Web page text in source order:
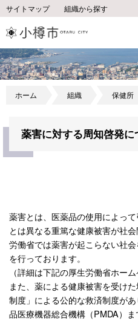
サイトマップ 組織から探す
ホーム 組織 保健所
薬害に対する周知啓発に
薬害とは、医薬品の使用によっ
とは異なる重篤な健康被害が社
労働省では薬害が起こらない社
を行っております。
（詳細は下記の厚生労働省ホー
また、薬による健康被害を受け
制度」による公的な救済制度が
品医療機器総合機構（PMDA）ま